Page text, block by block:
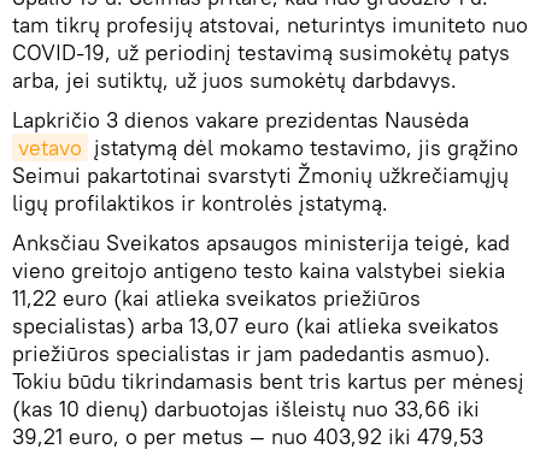
tam tikrų profesijų atstovai, neturintys imuniteto nuo
COVID-19, už periodinį testavimą susimokėtų patys
arba, jei sutiktų, už juos sumokėtų darbdavys.
Lapkričio 3 dienos vakare prezidentas Nausėda
vetavo įstatymą dėl mokamo testavimo, jis grąžino
Seimui pakartotinai svarstyti Žmonių užkrečiamųjų
ligų profilaktikos ir kontrolės įstatymą.
Anksčiau Sveikatos apsaugos ministerija teigė, kad
vieno greitojo antigeno testo kaina valstybei siekia
11,22 euro (kai atlieka sveikatos priežiūros
specialistas) arba 13,07 euro (kai atlieka sveikatos
priežiūros specialistas ir jam padedantis asmuo).
Tokiu būdu tikrindamasis bent tris kartus per mėnesį
(kas 10 dienų) darbuotojas išleistų nuo 33,66 iki
39,21 euro, o per metus — nuo 403,92 iki 479,53